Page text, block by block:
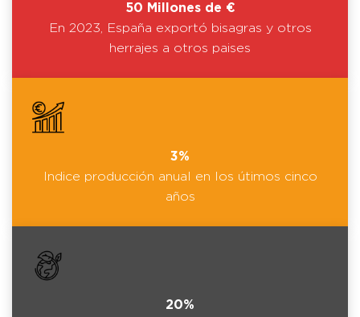
50 Millones de €
En 2023, España exportó bisagras y otros
herrajes a otros paises
3%
Indice producción anual en los útimos cinco
años
20%